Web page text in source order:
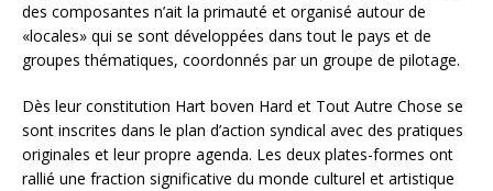
des composantes n’ait la primauté et organisé autour de
«locales» qui se sont développées dans tout le pays et de
groupes thématiques, coordonnés par un groupe de pilotage.
Dès leur constitution Hart boven Hard et Tout Autre Chose se
sont inscrites dans le plan d’action syndical avec des pratiques
originales et leur propre agenda. Les deux plates-formes ont
rallié une fraction significative du monde culturel et artistique